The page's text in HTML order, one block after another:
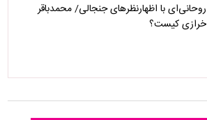
روحانی‌ای با اظهارنظرهای جنجالی/ محمدباقر
خرازی کیست؟